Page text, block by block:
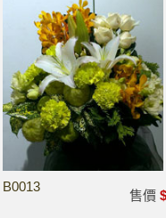
B0013
售價